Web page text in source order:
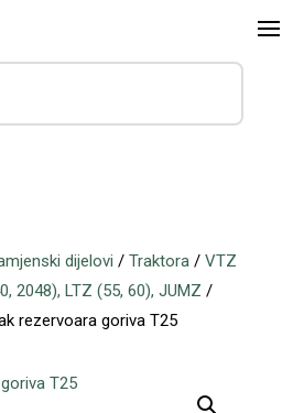
dijelovi / Traktora/ VTZ
2048), LTZ (55, 60), JUMZ /
rezervoara goriva T25